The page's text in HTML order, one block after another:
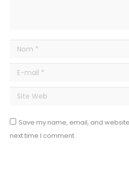
Nom *
E-mail *
Site Web
Save my name, email, and
next time I comment.